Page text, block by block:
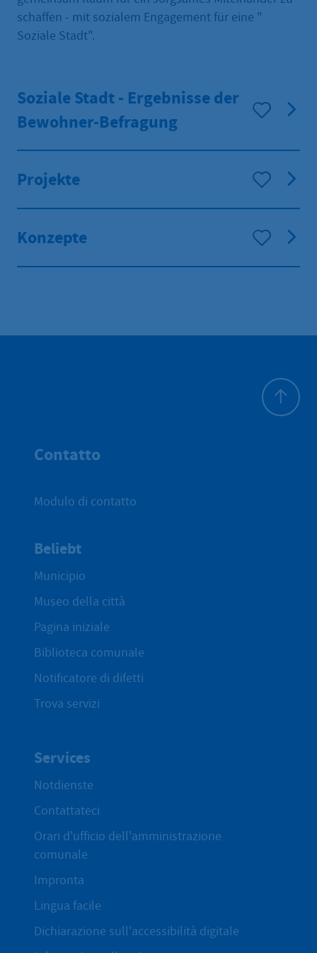
schaffen - mit sozialem Engagement für eine "
Soziale Stadt".
Soziale Stadt - Ergebnisse der
Bewohner-Befragung
Projekte
Konzepte
Contatto
Modulo di contatto
Beliebt
Municipio
Museo della città
Pagina iniziale
Biblioteca comunale
Notificatore di difetti
Trova servizi
Services
Notdienste
Contattateci
Orari d'ufficio dell'amministrazione
comunale
Impronta
Lingua facile
Dichiarazione sull'accessibilità digitale